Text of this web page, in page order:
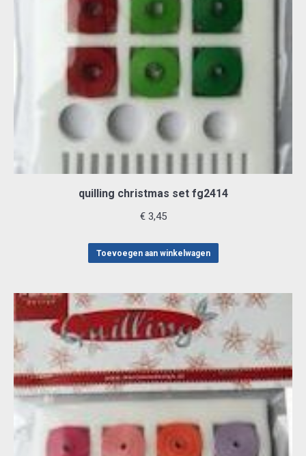
quilling christmas set fg2414
€3,45
Toevoegen aan winkelwagen